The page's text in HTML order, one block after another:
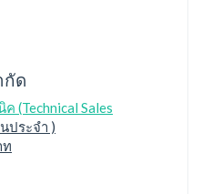
กัด
(Technical Sales
ประจำ )
ท